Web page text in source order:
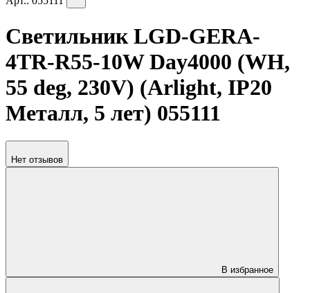
Светильник LGD-GERA-
4TR-R55-10W Day4000 (WH,
55 deg, 230V) (Arlight, IP20
Металл, 5 лет) 055111
Нет отзывов
В избранное